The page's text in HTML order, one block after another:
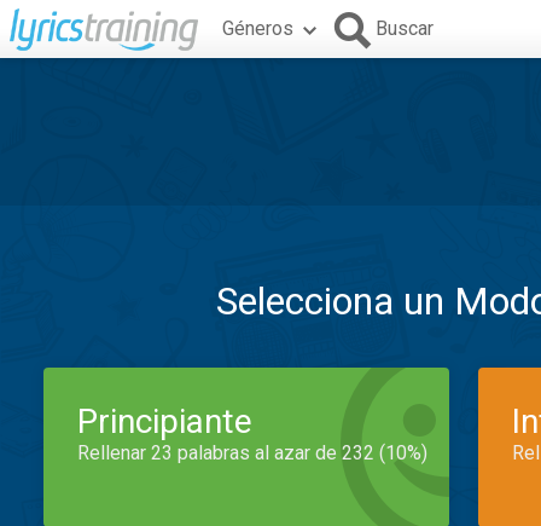
Géneros Buscar
Selecciona un
Principiante
Rellenar 23 palabras al azar de 232 (10%)